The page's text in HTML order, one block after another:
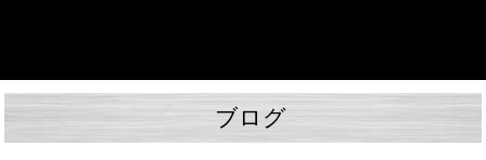
ブログ